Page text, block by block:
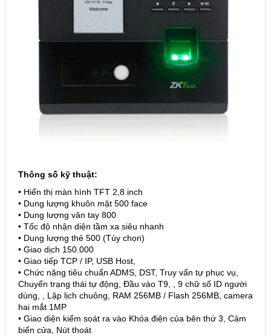
Thông số kỹ thuật:
• Hiển thị màn hình TFT 2,8 inch
• Dung lượng khuôn mặt 500 face
• Dung lượng vân tay 800
• Tốc độ nhận diện tầm xa siêu nhanh
• Dung lượng thẻ 500 (Tùy chọn)
• Giao dịch 150.000
• Giao tiếp TCP / IP, USB Host,
• Chức năng tiêu chuẩn ADMS, DST, Truy vấn tự phục vụ,
Chuyển trạng thái tự động, Đầu vào T9, , 9 chữ số ID người
dùng, , Lập lịch chuông, RAM 256MB / Flash 256MB, camera
hai mắt 1MP
• Giao diện kiểm soát ra vào Khóa điện của bên thứ 3, Cảm
biến cửa, Nút thoát